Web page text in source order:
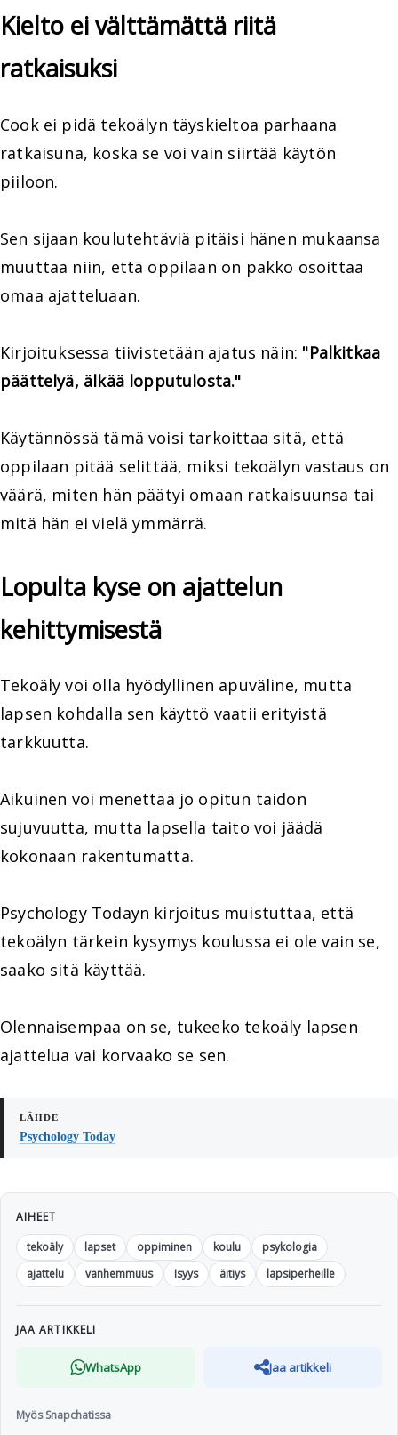
Kielto ei välttämättä riitä
ratkaisuksi
Cook ei pidä tekoälyn täyskieltoa parhaana
ratkaisuna, koska se voi vain siirtää käytön
piiloon.
Sen sijaan koulutehtäviä pitäisi hänen mukaansa
muuttaa niin, että oppilaan on pakko osoittaa
omaa ajatteluaan.
Kirjoituksessa tiivistetään ajatus näin: "Palkitkaa
päättelyä, älkää lopputulosta."
Käytännössä tämä voisi tarkoittaa sitä, että
oppilaan pitää selittää, miksi tekoälyn vastaus on
väärä, miten hän päätyi omaan ratkaisuunsa tai
mitä hän ei vielä ymmärrä.
Lopulta kyse on ajattelun
kehittymisestä
Tekoäly voi olla hyödyllinen apuväline, mutta
lapsen kohdalla sen käyttö vaatii erityistä
tarkkuutta.
Aikuinen voi menettää jo opitun taidon
sujuvuutta, mutta lapsella taito voi jäädä
kokonaan rakentumatta.
Psychology Todayn kirjoitus muistuttaa, että
tekoälyn tärkein kysymys koulussa ei ole vain se,
saako sitä käyttää.
Olennaisempaa on se, tukeeko tekoäly lapsen
ajattelua vai korvaako se sen.
Psychology Today
AIHEET
tekoäly
lapset oppiminen koulu
psykologia
ajattelu
vanhemmuus Isyys äitiys lapsiperheille
JAA ARTIKKELI
WhatsApp Jaa artikkeli
Myös Snapchatissa